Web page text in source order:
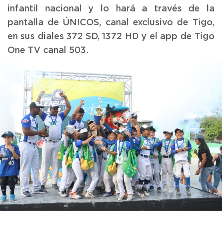
infantil nacional y lo hará a través de la
pantalla de ÚNICOS, canal exclusivo de Tigo,
en sus diales 372 SD, 1372 HD y el app de Tigo
One TV canal 503.